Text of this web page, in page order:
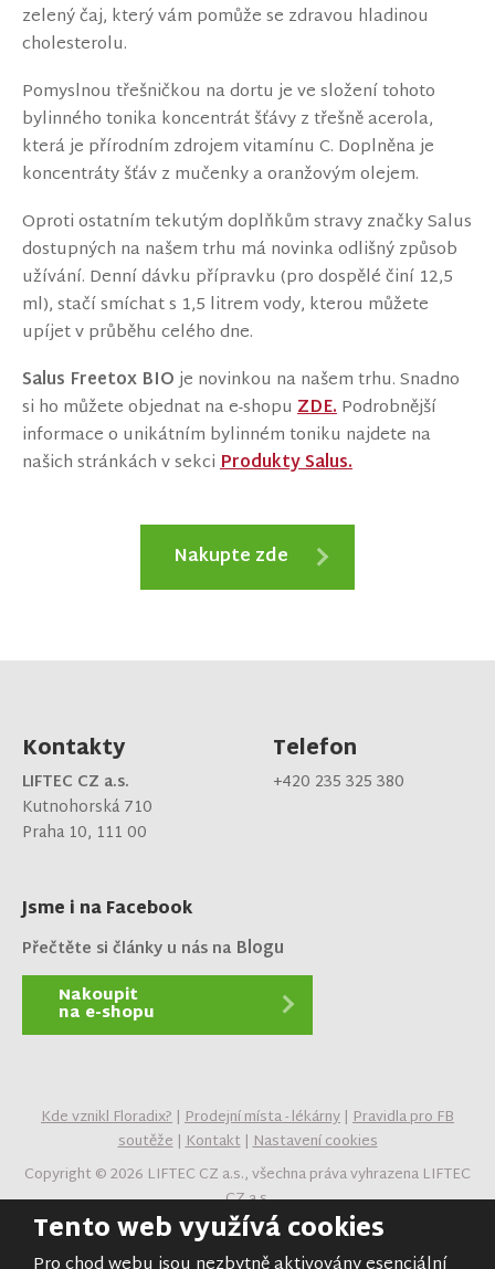
zelený čaj, který vám pomůže se zdravou hladinou
cholesterolu.
Pomyslnou třešničkou na dortu je ve složení tohoto
bylinného tonika koncentrát šťávy z třešně acerola,
která je přírodním zdrojem vitamínu C. Doplněna je
koncentráty šťáv z mučenky a oranžovým olejem.
Oproti ostatním tekutým doplňkům stravy značky Salus
dostupných na našem trhu má novinka odlišný způsob
užívání. Denní dávku přípravku (pro dospělé činí 12,5
ml), stačí smíchat s 1,5 litrem vody, kterou můžete
upíjet v průběhu celého dne.
Salus Freetox BIOje novinkou na našem trhu. Snadno
si ho můžete objednat na e-shopu ZDE.Podrobnější
informace o unikátním bylinném toniku najdete na
našich stránkách v sekciProdukty Salus.
Nakupte zde
Kontakty
LIFTEC CZ a.s.
Kutnohorská 710
Praha 10, 111 00
Telefon
+420 235 325 380
Jsme i na Facebook
Přečtěte si články u nás na Blogu
Nakoupit
na e-shopu
Copyright © 2026 LIFTEC CZ a.s., všechna práva vyhrazena LIFTEC
CZ a.s.
Obsah stránek je majetkem provozovatele. Kopírování,
zveřejňování textů či fotografií je povoleno pouze s jeho
Kde vznikl Floradix? | Prodejní místa - lékárny | Pravidla pro FB
soutěže |Kontakt |Nastavení cookies
Tento web využívá cookies